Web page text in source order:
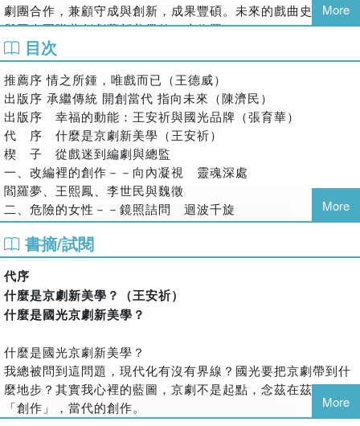
國立臺灣大學戲劇學系博士候選人。曾任無垢舞蹈劇場資深舞者、
術系兼任講師。著有《崑劇表演方法研究：論「演員身體」的構成
元素與角色創造上的運用》。
劇團合作，兼顧守成與創新，成果豐碩。未來的戲曲史必有她
與國光團隊共創劇藝新美學的一席位置。
王安祈得天獨厚，五歲開始接觸戲曲，對京劇情有獨鍾。上世
紀六七十年代的臺灣迎向新潮，西方影音風靡一時。王安祈卻
出入傳統舞臺，生旦淨丑、西皮二黃，樂此不疲；二十五歲即
擔任三軍劇團競演評審，引來菊壇大老、甚至青衣祭酒顧正秋
的矚目。與此同時，她進入研究所，專攻戲曲博士。八十年代
以來，王安祈不僅參與軍中劇團的劇本改編或創作，也廁身民
間劇團的實驗。雅音小集、當代傳奇劇場、盛蘭劇團等好戲都
能見到她的身影。
二○○二年，王安祈加盟國光劇團擔任藝術總監。由學者跨行戲
劇工作，這是她個人以及國光傳奇的開始。她的挑戰來自三方
面：如何將個人願景灌注於團隊實際演出製作；如何促進傳統
舞臺和現代劇場對話；如何詮釋京劇在臺灣落地生根的意義。
京劇遲至十八世紀末始具規模，二十世紀初成為最受歡迎的劇
種。譚鑫培之後，余叔岩、梅蘭芳等名角相繼崛起。與此同時
文人學者介入菊壇，或協助名伶精進劇藝，或藉由京劇啟蒙大
眾。前者的例子首推齊如山與梅蘭芳合作，將梅推向伶界大王
的地位；後者則見諸田漢、歐陽予倩等改編創新的成果。無論
如何，民國時期的京劇界仍然集中在名角的個人魅力上，劇本
為名角量身定制，劇團功能在於眾星拱月。
一九四九年後這樣的生態發生質變。在大陸，私人劇團歸屬國
有，從編劇、製作到演出層層組織。儘管政策時鬆時緊，再大
More
目次
推薦序 情之所鍾，唯戲而已（王德威）
出版序 承繼傳統 開創當代 指向未來（陳濟民）
出版序 幸福的動能：王安祈與國光品牌（張育華）
代 序 什麼是京劇新美學（王安祈）
楔 子 從戲迷到編劇與總監
一、改編裡的創作－－向內凝視 靈魂深處
閻羅夢、王熙鳳、李世民與魏徵
二、危險的女性－－鏡照詰問 迴波千旋
王有道休妻、三個人兒兩盞燈、金鎖記、狐仙故事
三、英雄的喟嘆－－萬仞高岡 天地蒼茫
四、以戲說戲－－胭脂舞流紅 心事戲中尋
孟小冬、百年戲樓、水袖與胭脂
五、藉戲論藝－－幽情密意在筆鋒
六、跨界，另一種鏡照
歐蘭朵、繡襦夢
七、傳統，最柔軟的一塊
八、不拘一格求人才
More
書摘/試閱
代序
什麼是京劇新美學？（王安祈）
什麼是國光京劇新美學？
什麼是國光京劇新美學？
我總被問到這問題，現代化有沒有界線？國光要把京劇帶到什
麼地步？其實我心裡的藍圖，京劇不是起點，念茲在茲的是
「創作」，當代的創作。
More